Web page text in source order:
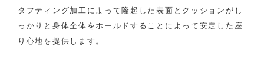
タフティング加工によって隆起した表面とクッションがし
っかりと身体全体をホールドすることによって安定した座
り心地を提供します。